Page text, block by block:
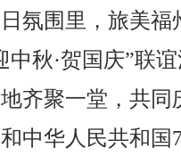
氛围里，旅美福
秋·贺国庆”联
齐聚一堂，共同
中华人民共和国